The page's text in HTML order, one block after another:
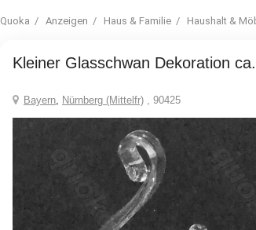
Quoka Anzeigen Haus & Familie Haushalt &
Kleiner Glasschwan Dekoration
Bayern, Nürnberg (Mittelfr) , 90425